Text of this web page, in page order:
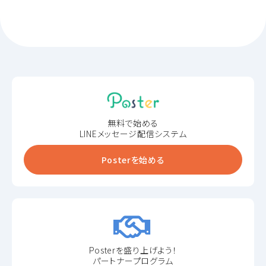
無料で始める
LINEメッセージ配信システム
Posterを始める
Posterを盛り上げよう！
パートナープログラム